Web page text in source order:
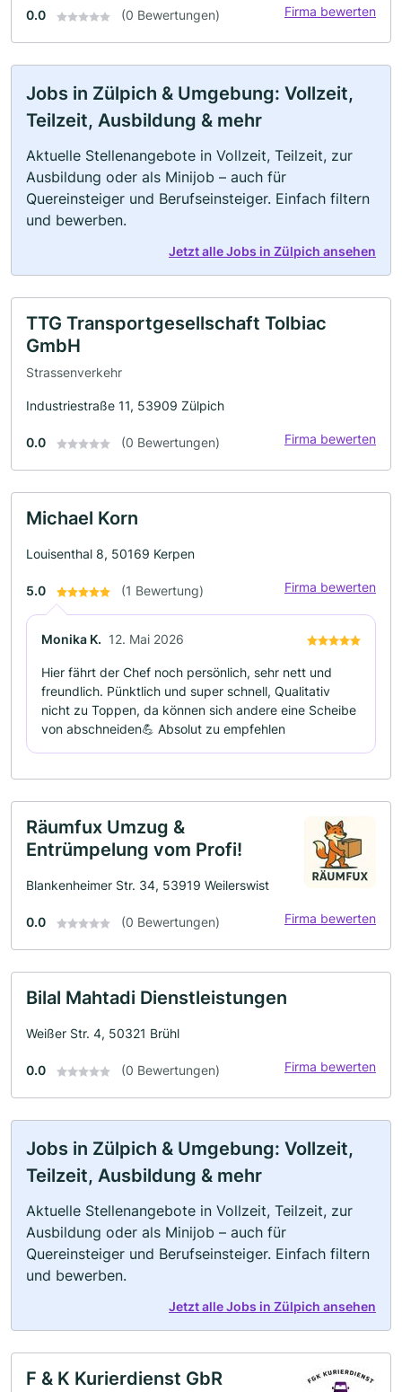
0.0 (0 Bewertungen) Firma bewerten
Jobs in Zülpich & Umgebung: Vollzeit,
Teilzeit, Ausbildung & mehr
Aktuelle Stellenangebote in Vollzeit, Teilzeit, zur
Ausbildung oder als Minijob – auch für
Quereinsteiger und Berufseinsteiger. Einfach filtern
und bewerben.
Jetzt alle Jobs in Zülpich ansehen
TTG Transportgesellschaft Tolbiac
GmbH
Strassenverkehr
Industriestraße 11, 53909 Zülpich
0.0 (0 Bewertungen) Firma bewerten
Michael Korn
Louisenthal 8, 50169 Kerpen
5.0 (1 Bewertung) Firma bewerten
Monika K. 12. Mai 2026
Hier fährt der Chef noch persönlich, sehr nett und
freundlich. Pünktlich und super schnell, Qualitativ
nicht zu Toppen, da können sich andere eine Scheibe
von abschneiden💪 Absolut zu empfehlen
Räumfux Umzug &
Entrümpelung vom Profi!
Blankenheimer Str. 34, 53919 Weilerswist
0.0 (0 Bewertungen) Firma bewerten
Bilal Mahtadi Dienstleistungen
Weißer Str. 4, 50321 Brühl
0.0 (0 Bewertungen) Firma bewerten
Jobs in Zülpich & Umgebung: Vollzeit,
Teilzeit, Ausbildung & mehr
Aktuelle Stellenangebote in Vollzeit, Teilzeit, zur
Ausbildung oder als Minijob – auch für
Quereinsteiger und Berufseinsteiger. Einfach filtern
und bewerben.
Jetzt alle Jobs in Zülpich ansehen
F & K Kurierdienst GbR